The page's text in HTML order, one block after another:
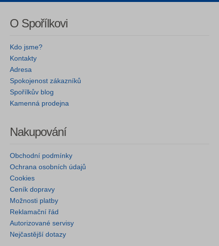
O Spořílkovi
Kdo jsme?
Kontakty
Adresa
Spokojenost zákazníků
Spořílkův blog
Kamenná prodejna
Nakupování
Obchodní podmínky
Ochrana osobních údajů
Cookies
Ceník dopravy
Možnosti platby
Reklamační řád
Autorizované servisy
Nejčastější dotazy